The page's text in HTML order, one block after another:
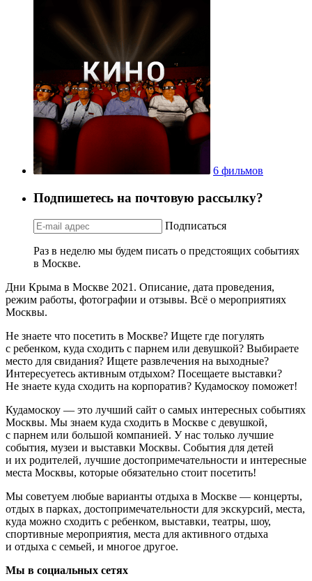
6 фильмов
Подпишетесь на почтовую рассылку?
Подписаться
Раз в неделю мы будем писать о предстоящих событиях
в Москве.
Дни Крыма в Москве 2021. Описание, дата проведения,
режим работы, фотографии и отзывы. Всё о мероприятиях
Москвы.
Не знаете что посетить в Москве? Ищете где погулять
с ребенком, куда сходить с парнем или девушкой? Выбираете
место для свидания? Ищете развлечения на выходные?
Интересуетесь активным отдыхом? Посещаете выставки?
Не знаете куда сходить на корпоратив? Кудамоскоу поможет!
Кудамоскоу — это лучший сайт о самых интересных событиях
Москвы. Мы знаем куда сходить в Москве с девушкой,
с парнем или большой компанией. У нас только лучшие
события, музеи и выставки Москвы. События для детей
и их родителей, лучшие достопримечательности и интересные
места Москвы, которые обязательно стоит посетить!
Мы советуем любые варианты отдыха в Москве — концерты,
отдых в парках, достопримечательности для экскурсий, места,
куда можно сходить с ребенком, выставки, театры, шоу,
спортивные мероприятия, места для активного отдыха
и отдыха с семьей, и многое другое.
Мы в социальных сетях